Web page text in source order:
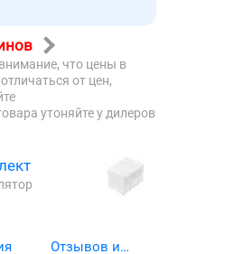
что цены в
от цен,
утоняйте у дилеров
Отзывов и